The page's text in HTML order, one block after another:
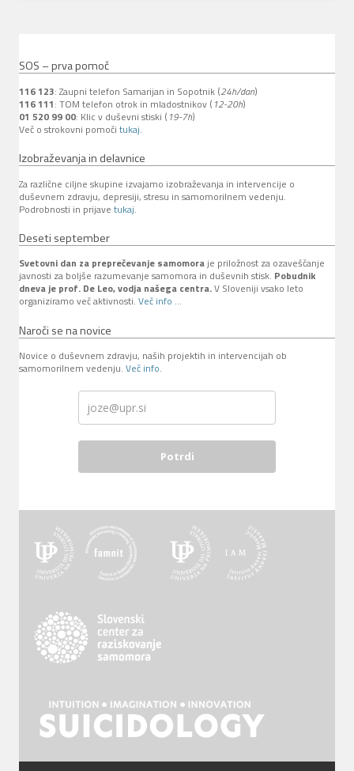
SOS – prva pomoč
116 123: Zaupni telefon Samarijan in Sopotnik (24h/dan)
116 111: TOM telefon otrok in mladostnikov ( 12-20h)
01 520 99 00: Klic v duševni stiski ( 19-7h)
Več o strokovni pomoči tukaj.
Izobraževanja in delavnice
Za različne ciljne skupine izvajamo izobraževanja in intervencije o
duševnem zdravju, depresiji, stresu in samomorilnem vedenju.
Podrobnosti in prijave tukaj.
Deseti september
Svetovni dan za preprečevanje samomora je priložnost za ozaveščanje
javnosti za boljše razumevanje samomora in duševnih stisk. Pobudnik
dneva je prof. De Leo, vodja našega centra.V Sloveniji vsako leto
organiziramo več aktivnosti. Več info ...
Naroči se na novice
Novice o duševnem zdravju, naših projektih in intervencijah ob
samomorilnem vedenju. Več info.
Potrdi